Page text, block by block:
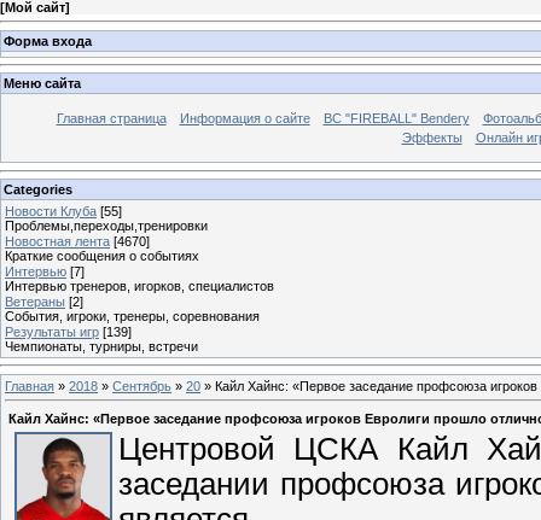
[Мой сайт]
Форма входа
Меню сайта
Главная страница Информация о сайте BC "FIREBALL" Bendery
Эффекты
Онлайн
Categories
Новости Клуба [55]
Проблемы,переходы,тренировки
Новостная лента [4670]
Краткие сообщения о событиях
Интервью [7]
Интервью тренеров, игорков, специалистов
Ветераны [2]
События, игроки, тренеры, соревнования
Результаты игр [139]
Чемпионаты, турниры, встречи
Главная » 2018 » Сентябрь » 20 » Кайл Хайнс: «Первое заседание профсоюза
Кайл Хайнс: «Первое заседание профсоюза игроков Евролиги прошло
Центровой ЦСКА Кайл
заседании профсоюза